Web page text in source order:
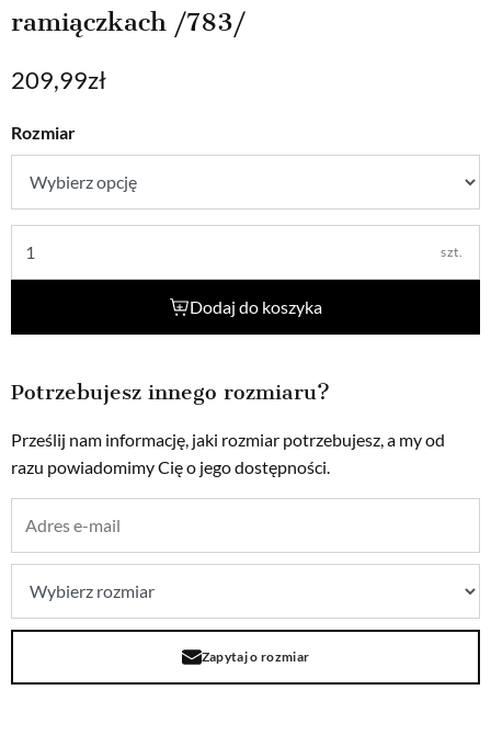
ramiączkach /783/
209,99zł
Rozmiar
szt.
Dodaj do koszyka
Potrzebujesz innego rozmiaru?
Prześlij nam informację, jaki rozmiar potrzebujesz, a my od
razu powiadomimy Cię o jego dostępności.
Zapytaj o rozmiar